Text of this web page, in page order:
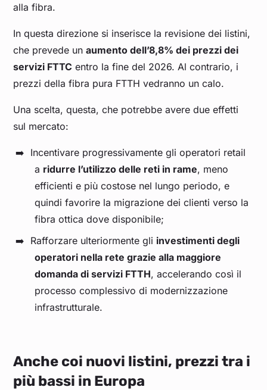
alla fibra.
In questa direzione si inserisce la revisione dei listini,
che prevede unaumento dell’8,8% dei prezzi dei
servizi FTTC entro la fine del 2026. Al contrario, i
prezzi della fibra pura FTTH vedranno un calo.
Una scelta, questa, che potrebbe avere due effetti
sul mercato:
Incentivare progressivamente gli operatori retail
a ridurre l’utilizzo delle reti in rame, meno
efficienti e più costose nel lungo periodo, e
quindi favorire la migrazione dei clienti verso la
fibra ottica dove disponibile;
Rafforzare ulteriormente gli investimenti degli
operatori nella rete grazie alla maggiore
domanda di servizi FTTH, accelerando così il
processo complessivo di modernizzazione
infrastrutturale.
Anche coi nuovi listini, prezzi tra i
più bassi in Europa